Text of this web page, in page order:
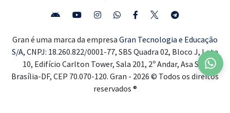
Gran é uma marca da empresa Gran Tecnologia e Educação
S/A, CNPJ: 18.260.822/0001-77, SBS Quadra 02, Bloco J, Lote
10, Edifício Carlton Tower, Sala 201, 2º Andar, Asa Sul,
Brasília-DF, CEP 70.070-120. Gran - 2026 © Todos os direitos
reservados ®